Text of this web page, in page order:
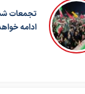
تجمعات
ادامه